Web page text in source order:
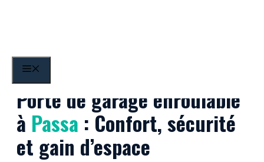
Porte de garage enroulable
à Passa : Confort, sécurité
et gain d’espace